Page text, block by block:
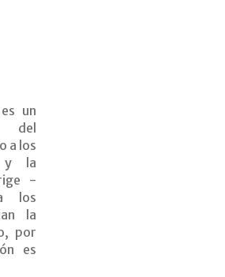
un
del
a los
y la
-
los
la
por
es